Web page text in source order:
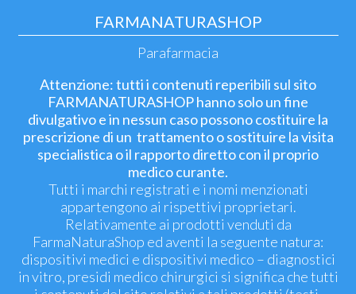
FARMANATURASHOP
Parafarmacia
Attenzione: tutti i contenuti reperibili sul sito
FARMANATURASHOP hanno solo un fine
divulgativo e in nessun caso possono costituire la
prescrizione di un trattamento o sostituire la visita
specialistica o il rapporto diretto con il proprio
medico curante.
Tutti i marchi registrati e i nomi menzionati
appartengono ai rispettivi proprietari.
Relativamente ai prodotti venduti da
FarmaNaturaShop ed aventi la seguente natura:
dispositivi medici e dispositivi medico – diagnostici
in vitro, presidi medico chirurgici si significa che tutti